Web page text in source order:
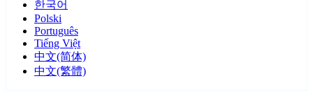
한국어
Polski
Português
Tiếng Việt
中文(简体)
中文(繁體)